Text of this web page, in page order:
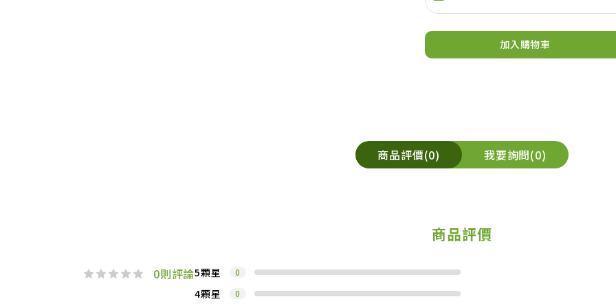
加入購物車
商品評價 0 我要詢問 0
商品評價
0則評論5顆星 0
4顆星 0